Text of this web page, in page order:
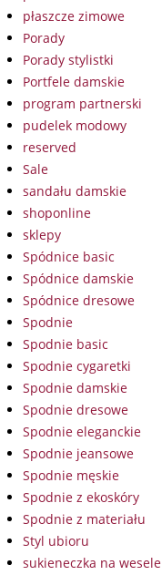
płaszcze zimowe
Porady
Porady stylistki
Portfele damskie
program partnerski
pudelek modowy
reserved
Sale
sandału damskie
shoponline
sklepy
Spódnice basic
Spódnice damskie
Spódnice dresowe
Spodnie
Spodnie basic
Spodnie cygaretki
Spodnie damskie
Spodnie dresowe
Spodnie eleganckie
Spodnie jeansowe
Spodnie męskie
Spodnie z ekoskóry
Spodnie z materiału
Styl ubioru
sukieneczka na wesele